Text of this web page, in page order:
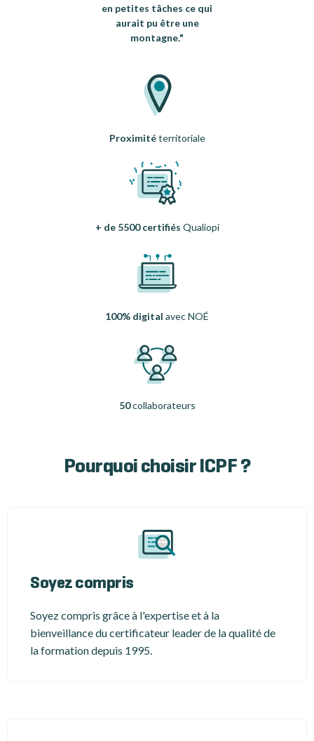
+ de 5500 certifiés Qualiopi
100% digital avec NOÉ
en petites tâches ce qui
aurait pu être une
montagne."
50collaborateurs
Proximitéterritoriale
Pourquoi choisir ICPF ?
Soyez compris
Soyez compris grâce à l'expertise et à la
bienveillance du certificateur leader de la qualité de
la formation depuis 1995.